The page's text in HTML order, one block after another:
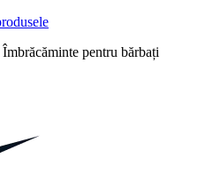
Îmbrăcăminte pentru bărbați